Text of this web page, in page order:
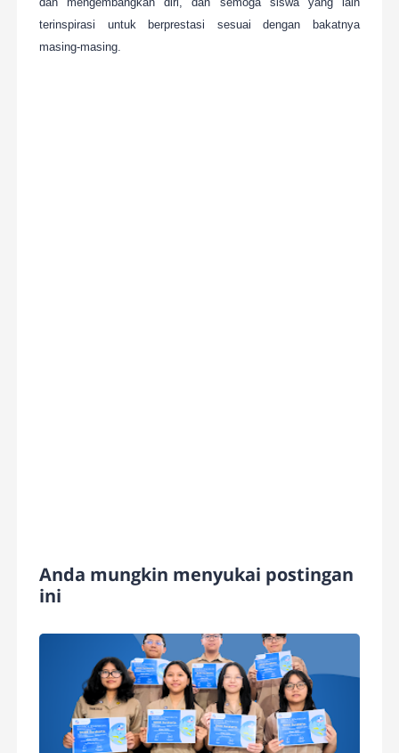
terinspirasi untuk berprestasi sesuai dengan bakatnya
masing-masing.
Anda mungkin menyukai postingan
ini